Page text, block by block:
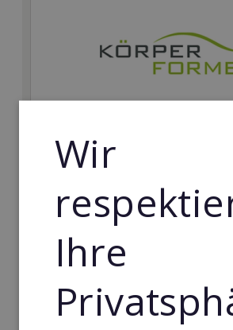
Körperformen EMS
Körperformen - Erfolg mit
EMS-Equipment. Hier mehr erfahren
Min. Eigenkapital:
Merken
Wir
Ihre